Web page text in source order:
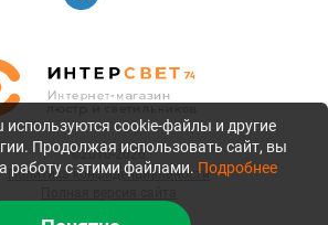
©2010-2026
Политика конфиденциальности
используются cookie-файлы и другие
Продолжая использовать сайт, вы
работу с этими файлами. Подробнее